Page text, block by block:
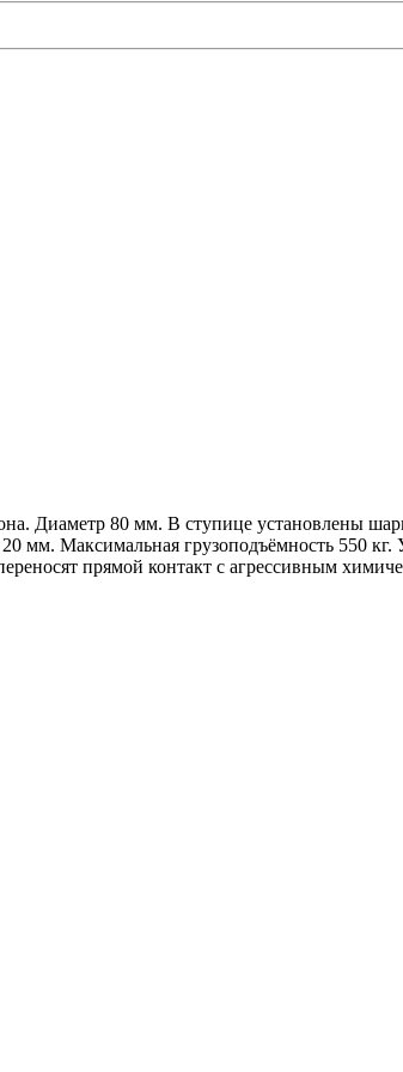
Диаметр 80 мм. В ступице установлены
Максимальная грузоподъёмность 550 кг.
прямой контакт с агрессивным